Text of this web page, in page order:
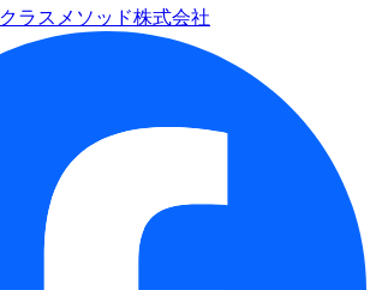
クラスメソッド株式会社